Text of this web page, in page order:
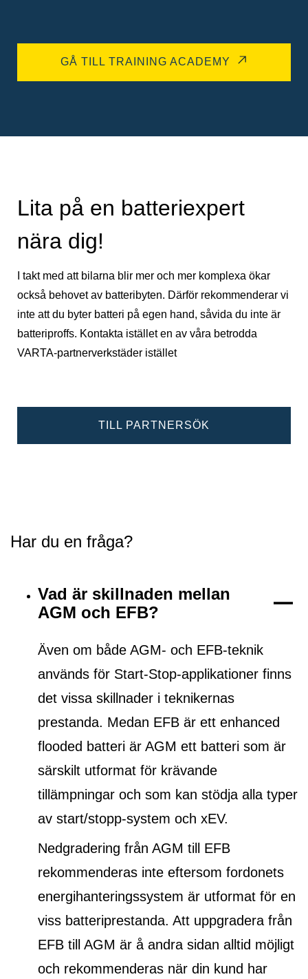
GÅ TILL TRAINING ACADEMY
Lita på en batteriexpert
nära dig!
I takt med att bilarna blir mer och mer komplexa ökar
också behovet av batteribyten. Därför rekommenderar vi
inte att du byter batteri på egen hand, såvida du inte är
batteriproffs. Kontakta istället en av våra betrodda
VARTA-partnerverkstäder istället
TILL PARTNERSÖK
Har du en fråga?
Vad är skillnaden mellan
AGM och EFB?
Även om både AGM- och EFB-teknik
används för Start-Stop-applikationer finns
det vissa skillnader i teknikernas
prestanda. Medan EFB är ett enhanced
flooded batteri är AGM ett batteri som är
särskilt utformat för krävande
tillämpningar och som kan stödja alla typer
av start/stopp-system och xEV.
Nedgradering från AGM till EFB
rekommenderas inte eftersom fordonets
energihanteringssystem är utformat för en
viss batteriprestanda. Att uppgradera från
EFB till AGM är å andra sidan alltid möjligt
och rekommenderas när din kund har